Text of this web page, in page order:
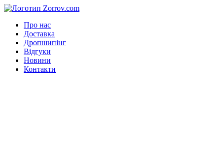
Про нас
Доставка
Дропшипінг
Відгуки
Новини
Контакти